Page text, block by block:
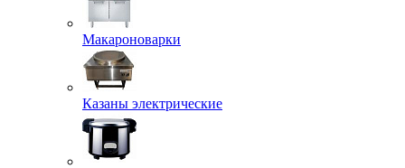
Макароноварки
Казаны электрические